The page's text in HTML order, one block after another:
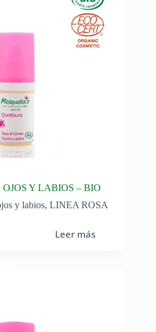
Y LABIOS – BIO
y labios,LINEA ROSA
Leer más